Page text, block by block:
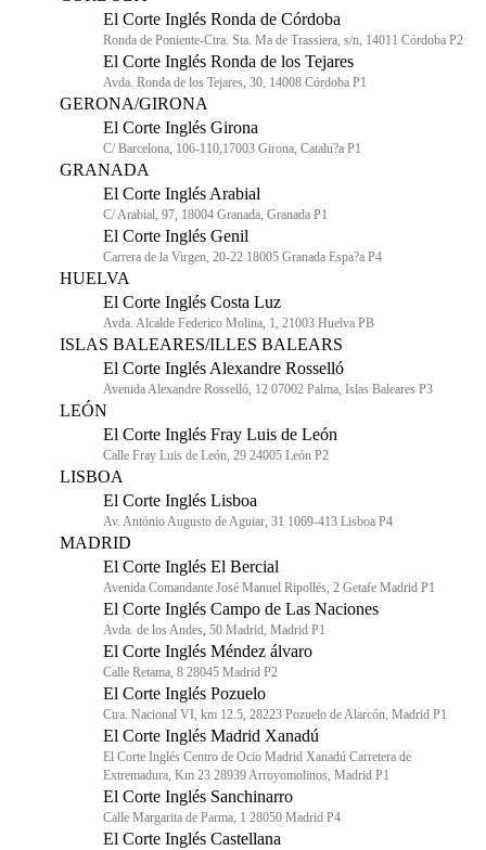
El Corte Inglés Ronda de Córdoba
Ronda de Poniente-Ctra. Sta. Ma de Trassiera, s/n, 14011 Córdoba P2
El Corte Inglés Ronda de los Tejares
Avda. Ronda de los Tejares, 30, 14008 Córdoba P1
GERONA/GIRONA
El Corte Inglés Girona
C/ Barcelona, 106-110,17003 Girona, Catalu?a P1
GRANADA
El Corte Inglés Arabial
C/ Arabial, 97, 18004 Granada, Granada P1
El Corte Inglés Genil
Carrera de la Virgen, 20-22 18005 Granada Espa?a P4
HUELVA
El Corte Inglés Costa Luz
Avda. Alcalde Federico Molina, 1, 21003 Huelva PB
ISLAS BALEARES/ILLES BALEARS
El Corte Inglés Alexandre Rosselló
Avenida Alexandre Rosselló, 12 07002 Palma, Islas Baleares P3
LEÓN
El Corte Inglés Fray Luis de León
Calle Fray Luis de León, 29 24005 León P2
LISBOA
El Corte Inglés Lisboa
Av. António Augusto de Aguiar, 31 1069-413 Lisboa P4
MADRID
El Corte Inglés El Bercial
Avenida Comandante José Manuel Ripollés, 2 Getafe Madrid P1
El Corte Inglés Campo de Las Naciones
Avda. de los Andes, 50 Madrid, Madrid P1
El Corte Inglés Méndez álvaro
Calle Retama, 8 28045 Madrid P2
El Corte Inglés Pozuelo
Ctra. Nacional VI, km 12.5, 28223 Pozuelo de Alarcón, Madrid P1
El Corte Inglés Madrid Xanadú
El Corte Inglés Centro de Ocio Madrid Xanadú Carretera de
Extremadura, Km 23 28939 Arroyomolinos, Madrid P1
El Corte Inglés Sanchinarro
Calle Margarita de Parma, 1 28050 Madrid P4
El Corte Inglés Castellana